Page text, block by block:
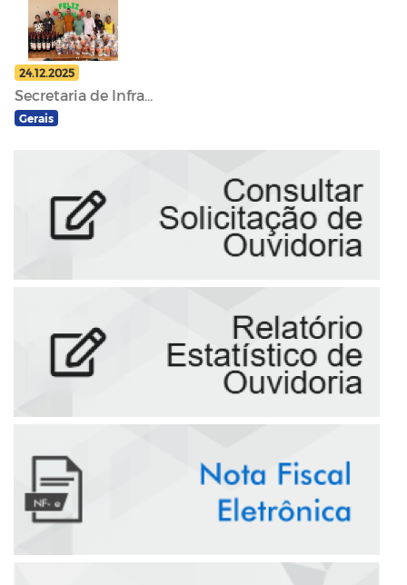
24.12.2025
Secretaria de Infra...
Gerais